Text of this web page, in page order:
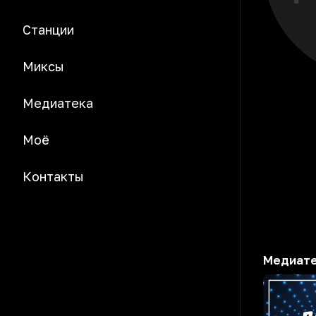
Станции
Миксы
Медиатека
Моё
Контакты